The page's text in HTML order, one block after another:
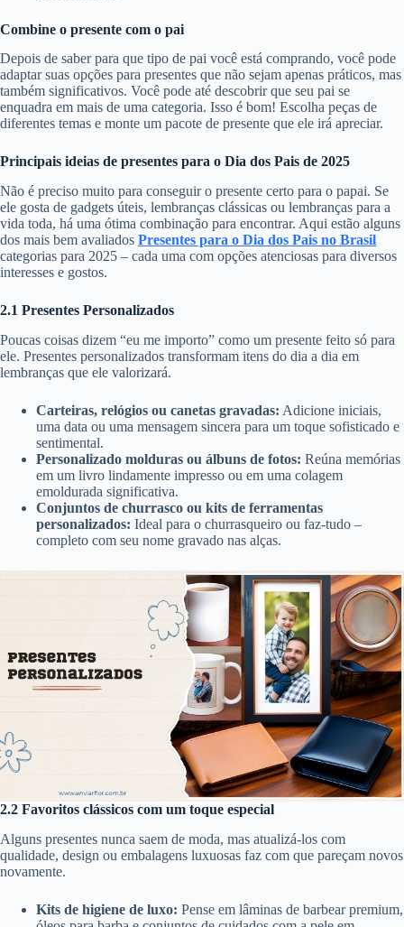
Combine o presente com o pai
Depois de saber para que tipo de pai você está comprando, você pode
adaptar suas opções para presentes que não sejam apenas práticos, mas
também significativos. Você pode até descobrir que seu pai se
enquadra em mais de uma categoria. Isso é bom! Escolha peças de
diferentes temas e monte um pacote de presente que ele irá apreciar.
Principais ideias de presentes para o Dia dos Pais de 2025
Não é preciso muito para conseguir o presente certo para o papai. Se
ele gosta de gadgets úteis, lembranças clássicas ou lembranças para a
vida toda, há uma ótima combinação para encontrar. Aqui estão alguns
dos mais bem avaliados Presentes para o Dia dos Pais no Brasil
categorias para 2025 – cada uma com opções atenciosas para diversos
interesses e gostos.
2.1 Presentes Personalizados
Poucas coisas dizem “eu me importo” como um presente feito só para
ele. Presentes personalizados transformam itens do dia a dia em
lembranças que ele valorizará.
Carteiras, relógios ou canetas gravadas: Adicione iniciais,
uma data ou uma mensagem sincera para um toque sofisticado e
sentimental.
Personalizado molduras ou álbuns de fotos: Reúna memórias
em um livro lindamente impresso ou em uma colagem
emoldurada significativa.
Conjuntos de churrasco ou kits de ferramentas
personalizados: Ideal para o churrasqueiro ou faz-tudo –
completo com seu nome gravado nas alças.
2.2 Favoritos clássicos com um toque especial
Alguns presentes nunca saem de moda, mas atualizá-los com
qualidade, design ou embalagens luxuosas faz com que pareçam novos
novamente.
Kits de higiene de luxo: Pense em lâminas de barbear premium,